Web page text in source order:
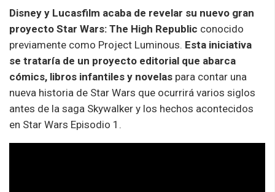
Disney y Lucasfilm acaba de revelar su nuevo gran
proyecto Star Wars: The High Republic conocido
previamente como Project Luminous. Esta iniciativa
se trataría de un proyecto editorial que abarca
cómics, libros infantiles y novelas para contar una
nueva historia de Star Wars que ocurrirá varios siglos
antes de la saga Skywalker y los hechos acontecidos
en Star Wars Episodio 1.